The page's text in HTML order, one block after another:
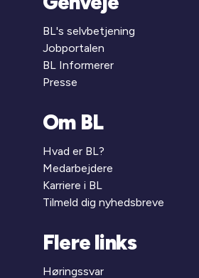
BL's selvbetjening
Jobportalen
BL Informerer
Presse
Om BL
Hvad er BL?
Medarbejdere
Karriere i BL
Tilmeld dig nyhedsbreve
Flere links
Høringssvar